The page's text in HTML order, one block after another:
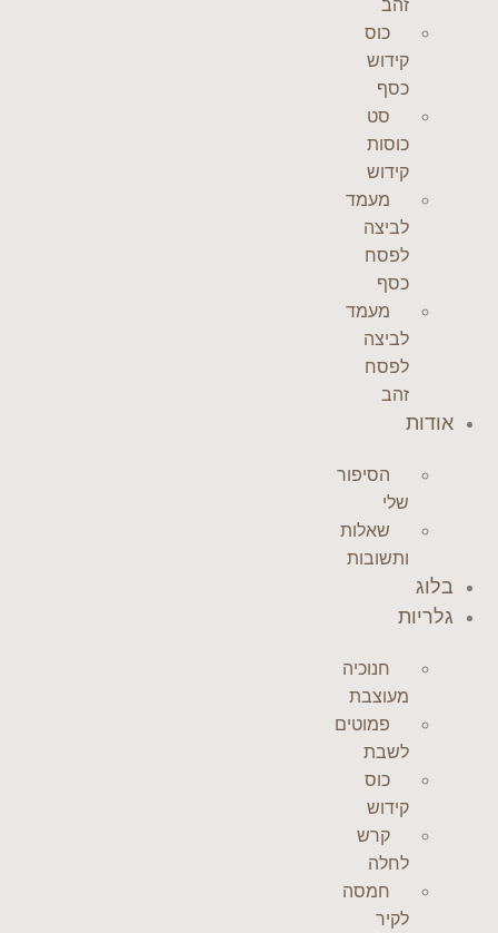
זהב
כוס
קידוש
כסף
סט
כוסות
קידוש
מעמד
לביצה
לפסח
כסף
מעמד
לביצה
לפסח
זהב
אודות
הסיפור
שלי
שאלות
ותשובות
בלוג
גלריות
חנוכיה
מעוצבת
פמוטים
לשבת
כוס
קידוש
קרש
לחלה
חמסה
לקיר